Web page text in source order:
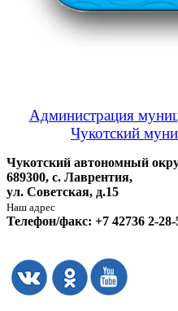
Администрация
Чукотский
Чукотский автономный
689300, с. Лаврентия,
ул. Советская, д.15
Наш адрес
Телефон/факс: +7 42736 2-28-